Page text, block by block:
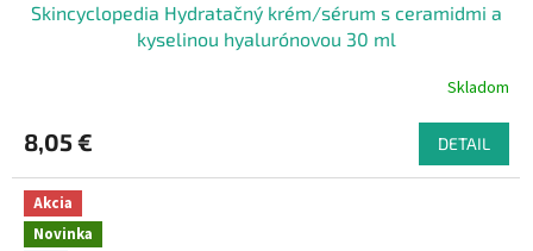
Skincyclopedia Hydratačný krém/sérum s ceramidmi a
kyselinou hyalurónovou 30 ml
Skladom
8,05 € DETAIL
Akcia
Novinka